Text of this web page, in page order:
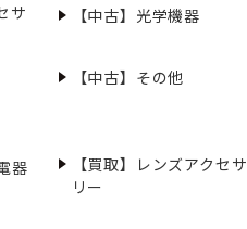
サ
【中古】光学機器
【中古】その他
器
【買取】レンズアクセサ
リー